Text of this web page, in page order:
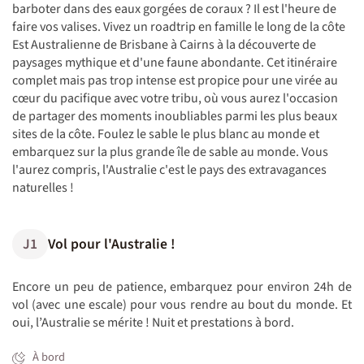
barboter dans des eaux gorgées de coraux ? Il est l'heure de
faire vos valises. Vivez un roadtrip en famille le long de la côte
Est Australienne de Brisbane à Cairns à la découverte de
paysages mythique et d'une faune abondante. Cet itinéraire
complet mais pas trop intense est propice pour une virée au
cœur du pacifique avec votre tribu, où vous aurez l'occasion
de partager des moments inoubliables parmi les plus beaux
sites de la côte. Foulez le sable le plus blanc au monde et
embarquez sur la plus grande île de sable au monde. Vous
l'aurez compris, l'Australie c'est le pays des extravagances
naturelles !
J1 Vol pour l'Australie !
Encore un peu de patience, embarquez pour environ 24h de
vol (avec une escale) pour vous rendre au bout du monde. Et
oui, l’Australie se mérite ! Nuit et prestations à bord.
À bord